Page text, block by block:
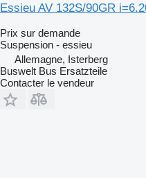
Essieu AV 132S/90GR
Prix sur demande
Suspension - essieu
Allemagne, Isterberg
Buswelt Bus Ersatzteile
Contacter le vendeur